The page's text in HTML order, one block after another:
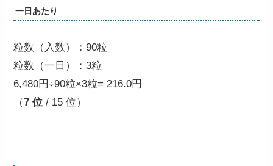
一日あたり
粒数（入数）：90粒
粒数（一日）：3粒
6,480円÷90粒×3粒=216.0円
（7 位 / 15 位）